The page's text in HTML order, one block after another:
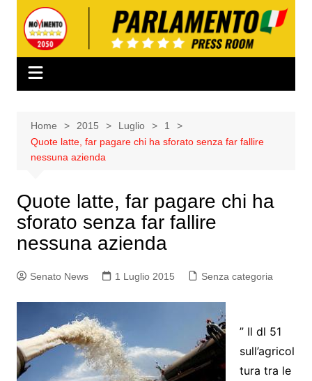
contenuto
Home 2015 Luglio
1
Quote latte, far pagare chi ha sforato senza far fallire
nessuna azienda
Quote latte, far pagare chi ha
sforato senza far fallire
nessuna azienda
Senato News 1 Luglio 2015 Senza categoria
” Il dl 51
sull’agricol
tura tra le